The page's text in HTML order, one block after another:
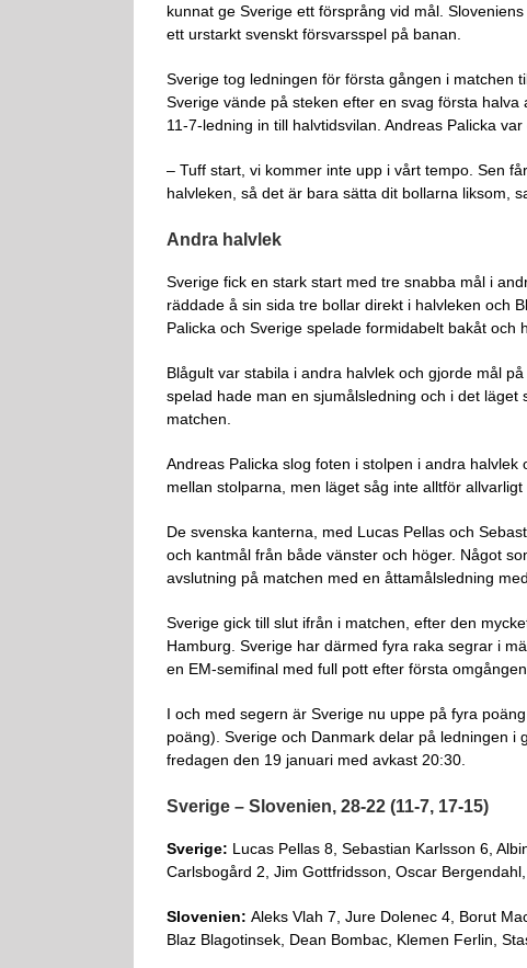
kunnat ge Sverige ett försprång vid mål.
ett urstarkt svenskt försvarsspel på banan.
Sverige tog ledningen för första gången i matchen
Sverige vände på steken efter en svag första
11-7-ledning in till halvtidsvilan. Andreas Palicka
– Tuff start, vi kommer inte upp i vårt tempo. Sen
halvleken, så det är bara sätta dit bollarna liksom,
Andra halvlek
Sverige fick en stark start med tre snabba mål i
räddade å sin sida tre bollar direkt i halvleken och
Palicka och Sverige spelade formidabelt bakåt och
Blågult var stabila i andra halvlek och gjorde mål
spelad hade man en sjumålsledning och i det
matchen.
Andreas Palicka slog foten i stolpen i andra
mellan stolparna, men läget såg inte alltför
De svenska kanterna, med Lucas Pellas och
och kantmål från både vänster och höger. Något
avslutning på matchen med en åttamålsledning
Sverige gick till slut ifrån i matchen, efter den
Hamburg. Sverige har därmed fyra raka segrar i
en EM-semifinal med full pott efter första
I och med segern är Sverige nu uppe på fyra
poäng). Sverige och Danmark delar på ledningen
fredagen den 19 januari med avkast 20:30.
Sverige – Slovenien, 28-22 (11-7, 17-15)
Sverige: Lucas Pellas 8, Sebastian Karlsson 6,
Carlsbogård 2, Jim Gottfridsson, Oscar
Slovenien: Aleks Vlah 7, Jure Dolenec 4, Borut
Blaz Blagotinsek, Dean Bombac, Klemen Ferlin,